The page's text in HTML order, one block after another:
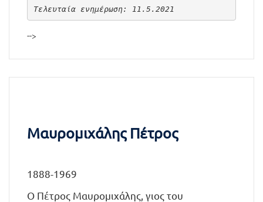
Τελευταία ενημέρωση: 11.5.2021
-->
Μαυρομιχάλης Πέτρος
1888-1969
Ο Πέτρος Μαυρομιχάλης, γιος του